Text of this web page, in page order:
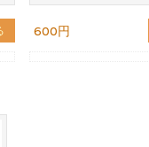
600円